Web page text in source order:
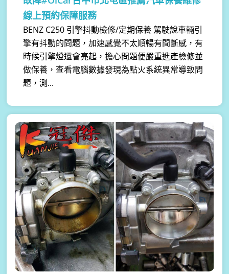
線上預約保障服務
BENZ C250 引擎抖動檢修/定期保養 駕駛說車輛引
擎有抖動的問題，加速感覺不太順暢有間斷感，有
時候引擎燈還會亮起，擔心問題便嚴重進產檢修並
做保養，查看電腦數據發現為點火系統異常導致問
題，測...